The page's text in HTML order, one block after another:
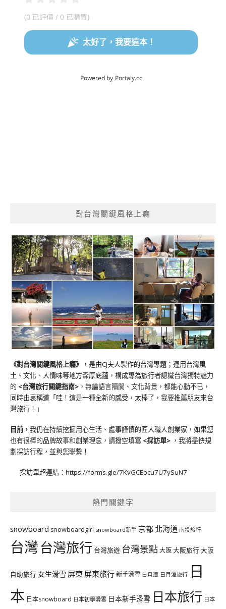
對台灣關鍵風格上癮
《對台灣關鍵風格上癮》 ， 是由CJ夫人製作的台灣專題；運用台灣風
土、文化、人情味等地方深厚底蘊，構成專為旅行者認識台灣獨特魅力
的 <台灣旅行關鍵指南> ，無論語言隔閡、文化背景，都能心動不已，
同時由衷稱道「哇！這是一種全新的感受，太棒了，我要推薦朋友來台
灣旅行！」
目前， 我仍在持續挖掘用心生活、處事謹慎的匠人職人創業家，如果您
也有很棒的品牌故事和創業理念，請撥空填寫 <採訪單> ，我將盡快規
劃採訪行程，並與您聯繫！
採訪單超連結： https://forms.gle/7KvGCEbcu7U7ySuN7
熱門關鍵字
snowboard snowboardgirl snowboard新手 京都 北海道 南投旅行
台灣台灣旅行 台灣旅遊 台灣景點大阪大阪旅行大阪
自助旅行 女生滑雪 屏東 屏東旅行新手滑雪 日月潭 日月潭旅行 日
本 日本snowboard 日本初學滑雪 日本新手滑雪 日本旅行 日本